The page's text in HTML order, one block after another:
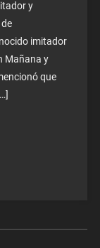
y
imitador
Mañana y
que